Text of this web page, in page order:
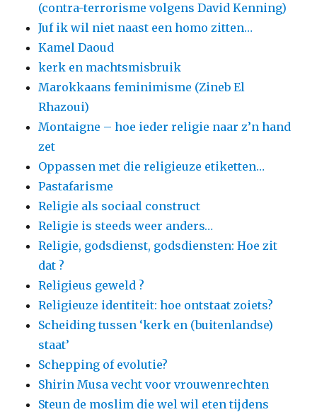
(contra-terrorisme volgens David Kenning)
Juf ik wil niet naast een homo zitten…
Kamel Daoud
kerk en machtsmisbruik
Marokkaans feminimisme (Zineb El
Rhazoui)
Montaigne – hoe ieder religie naar z’n hand
zet
Oppassen met die religieuze etiketten…
Pastafarisme
Religie als sociaal construct
Religie is steeds weer anders…
Religie, godsdienst, godsdiensten: Hoe zit
dat ?
Religieus geweld ?
Religieuze identiteit: hoe ontstaat zoiets?
Scheiding tussen ‘kerk en (buitenlandse)
staat’
Schepping of evolutie?
Shirin Musa vecht voor vrouwenrechten
Steun de moslim die wel wil eten tijdens